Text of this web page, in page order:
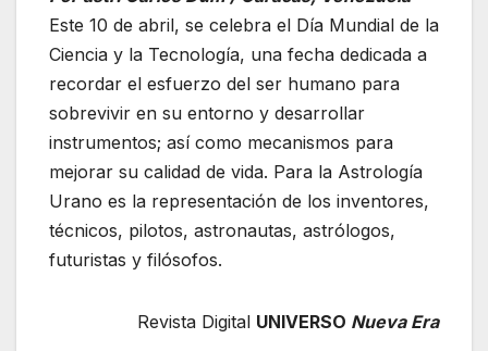
Este 10 de abril, se celebra el Día Mundial de la
Ciencia y la Tecnología, una fecha dedicada a
recordar el esfuerzo del ser humano para
sobrevivir en su entorno y desarrollar
instrumentos; así como mecanismos para
mejorar su calidad de vida. Para la Astrología
Urano es la representación de los inventores,
técnicos, pilotos, astronautas, astrólogos,
futuristas y filósofos.
Revista Digital UNIVERSO Nueva Era